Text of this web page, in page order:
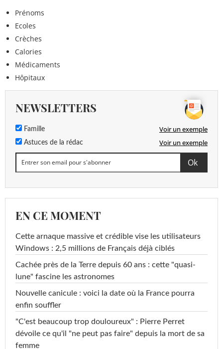
Prénoms
Ecoles
Crèches
Calories
Médicaments
Hôpitaux
NEWSLETTERS
Famille Voir un exemple
Astuces de la rédac Voir un exemple
EN CE MOMENT
Cette arnaque massive et crédible vise les utilisateurs
Windows : 2,5 millions de Français déjà ciblés
Cachée près de la Terre depuis 60 ans : cette "quasi-
lune" fascine les astronomes
Nouvelle canicule : voici la date où la France pourra
enfin souffler
"C'est beaucoup trop douloureux" : Pierre Perret
dévoile ce qu'il "ne peut pas faire" depuis la mort de sa
femme